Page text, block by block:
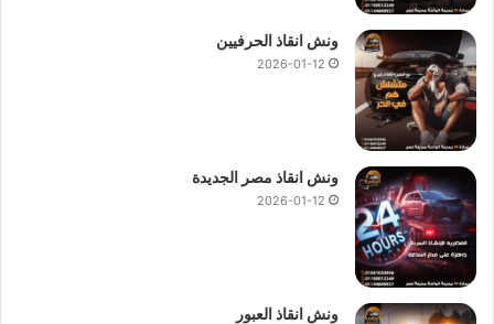
ونش انقاذ الحرفيين
2026-01-12
ونش انقاذ مصر الجديدة
2026-01-12
ونش انقاذ العبور